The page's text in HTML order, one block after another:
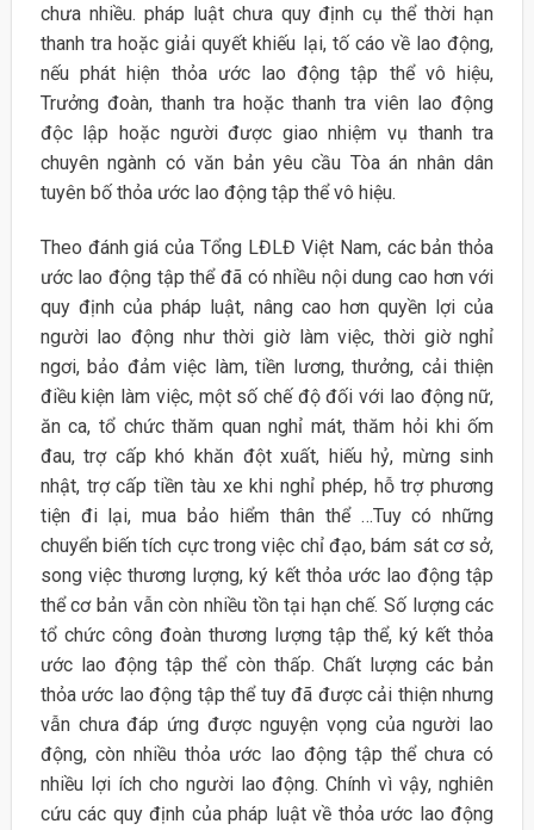
chưa nhiều. pháp luật chưa quy định cụ thể thời hạn
thanh tra hoặc giải quyết khiếu lại, tố cáo về lao động,
nếu phát hiện thỏa ước lao động tập thể vô hiệu,
Trưởng đoàn, thanh tra hoặc thanh tra viên lao động
độc lập hoặc người được giao nhiệm vụ thanh tra
chuyên ngành có văn bản yêu cầu Tòa án nhân dân
tuyên bố thỏa ước lao động tập thể vô hiệu.
Theo đánh giá của Tổng LĐLĐ Việt Nam, các bản thỏa
ước lao động tập thể đã có nhiều nội dung cao hơn với
quy định của pháp luật, nâng cao hơn quyền lợi của
người lao động như thời giờ làm việc, thời giờ nghỉ
ngơi, bảo đảm việc làm, tiền lương, thưởng, cải thiện
điều kiện làm việc, một số chế độ đối với lao động nữ,
ăn ca, tổ chức thăm quan nghỉ mát, thăm hỏi khi ốm
đau, trợ cấp khó khăn đột xuất, hiếu hỷ, mừng sinh
nhật, trợ cấp tiền tàu xe khi nghỉ phép, hỗ trợ phương
tiện đi lại, mua bảo hiểm thân thể …Tuy có những
chuyển biến tích cực trong việc chỉ đạo, bám sát cơ sở,
song việc thương lượng, ký kết thỏa ước lao động tập
thể cơ bản vẫn còn nhiều tồn tại hạn chế. Số lượng các
tổ chức công đoàn thương lượng tập thể, ký kết thỏa
ước lao động tập thể còn thấp. Chất lượng các bản
thỏa ước lao động tập thể tuy đã được cải thiện nhưng
vẫn chưa đáp ứng được nguyện vọng của người lao
động, còn nhiều thỏa ước lao động tập thể chưa có
nhiều lợi ích cho người lao động. Chính vì vậy, nghiên
cứu các quy định của pháp luật về thỏa ước lao động